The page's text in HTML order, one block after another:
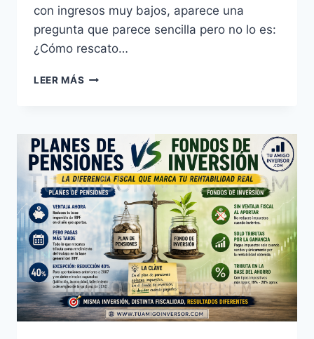
con ingresos muy bajos, aparece una
pregunta que parece sencilla pero no lo es:
¿Cómo rescato…
LEER MÁS ERE
CÓMO
RESCATAR
SIN
REGALARLE
DINERO
A
HACIENDA